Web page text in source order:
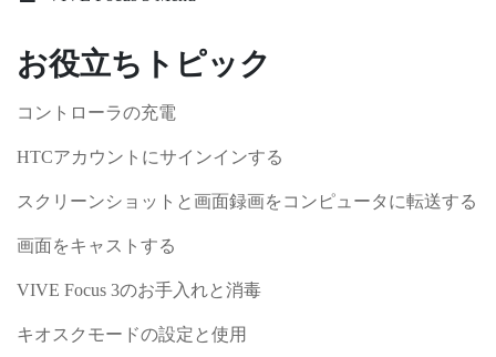
お役立ちトピック
コントローラの充電
HTCアカウントにサインインする
スクリーンショットと画面録画をコンピュータに転送する
画面をキャストする
VIVE Focus 3のお手入れと消毒
キオスクモードの設定と使用